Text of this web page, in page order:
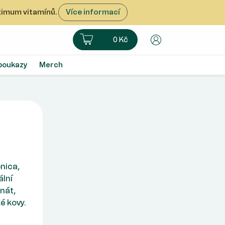
vitamínů. Více informací
Košík0 Kč Uživatelský účet
Merch
kovy.